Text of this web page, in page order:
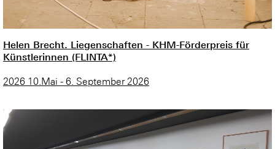
Helen Brecht. Liegenschaften - KHM-Förderpreis für
Künstlerinnen (FLINTA*)
2026 10.Mai - 6. September 2026